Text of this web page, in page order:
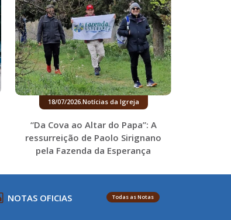
18/07/2026. Notícias da Igreja
“Da Cova ao Altar do Papa”: A
ressurreição de Paolo Sirignano
pela Fazenda da Esperança
NOTAS OFICIAS Todas as Notas